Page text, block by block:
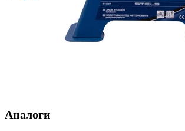
Аналоги